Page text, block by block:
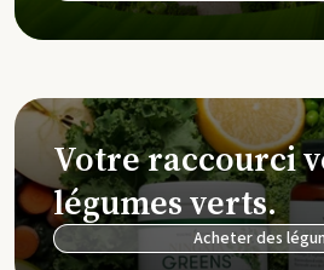
Votre raccourci
légumes verts.
Acheter des